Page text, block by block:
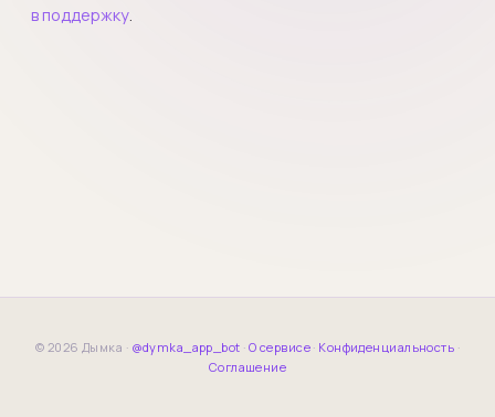
в поддержку
© 2026 Дымка · @dymka_app_bot · О сервисе· Конфиденциальность ·
Соглашение